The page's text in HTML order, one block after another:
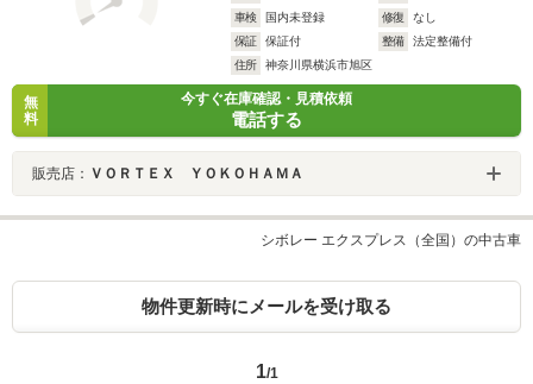
車検 国内未登録 修復
なし
保証
保証付 整備
法定整備付
住所
神奈川県横浜市旭区
無
料
今すぐ在庫確認・見積依頼
電話する
販売店： ＶＯＲＴＥＸ ＹＯＫＯＨＡＭＡ
シボレー エクスプレス（全国）の中古車
物件更新時にメールを受け取る
1/1